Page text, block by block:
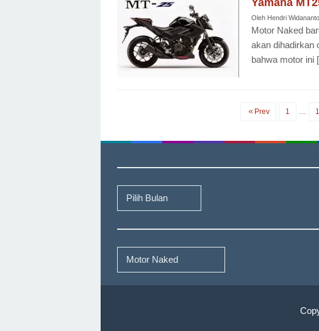
Yamaha
Oleh Hendri Widananto
Motor Naked
akan dihadirkan
bahwa motor ini
Prev 1 …